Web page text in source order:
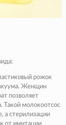
рожок
Женщин
позволяет
Такой молокоотсос
а стерилизации
от имитации